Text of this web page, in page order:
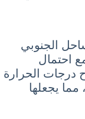
الجنوبي
احتمال
درجات الحرارة
مئوية، مما يجعلها